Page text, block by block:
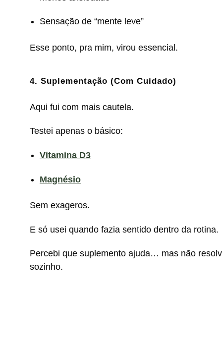
Sensação de “mente leve”
Esse ponto, pra mim, virou essencial.
4. Suplementação (Com Cuidado)
Aqui fui com mais cautela.
Testei apenas o básico:
Vitamina D3
Magnésio
Sem exageros.
E só usei quando fazia sentido dentro da rotina.
Percebi que suplemento ajuda… mas não
sozinho.